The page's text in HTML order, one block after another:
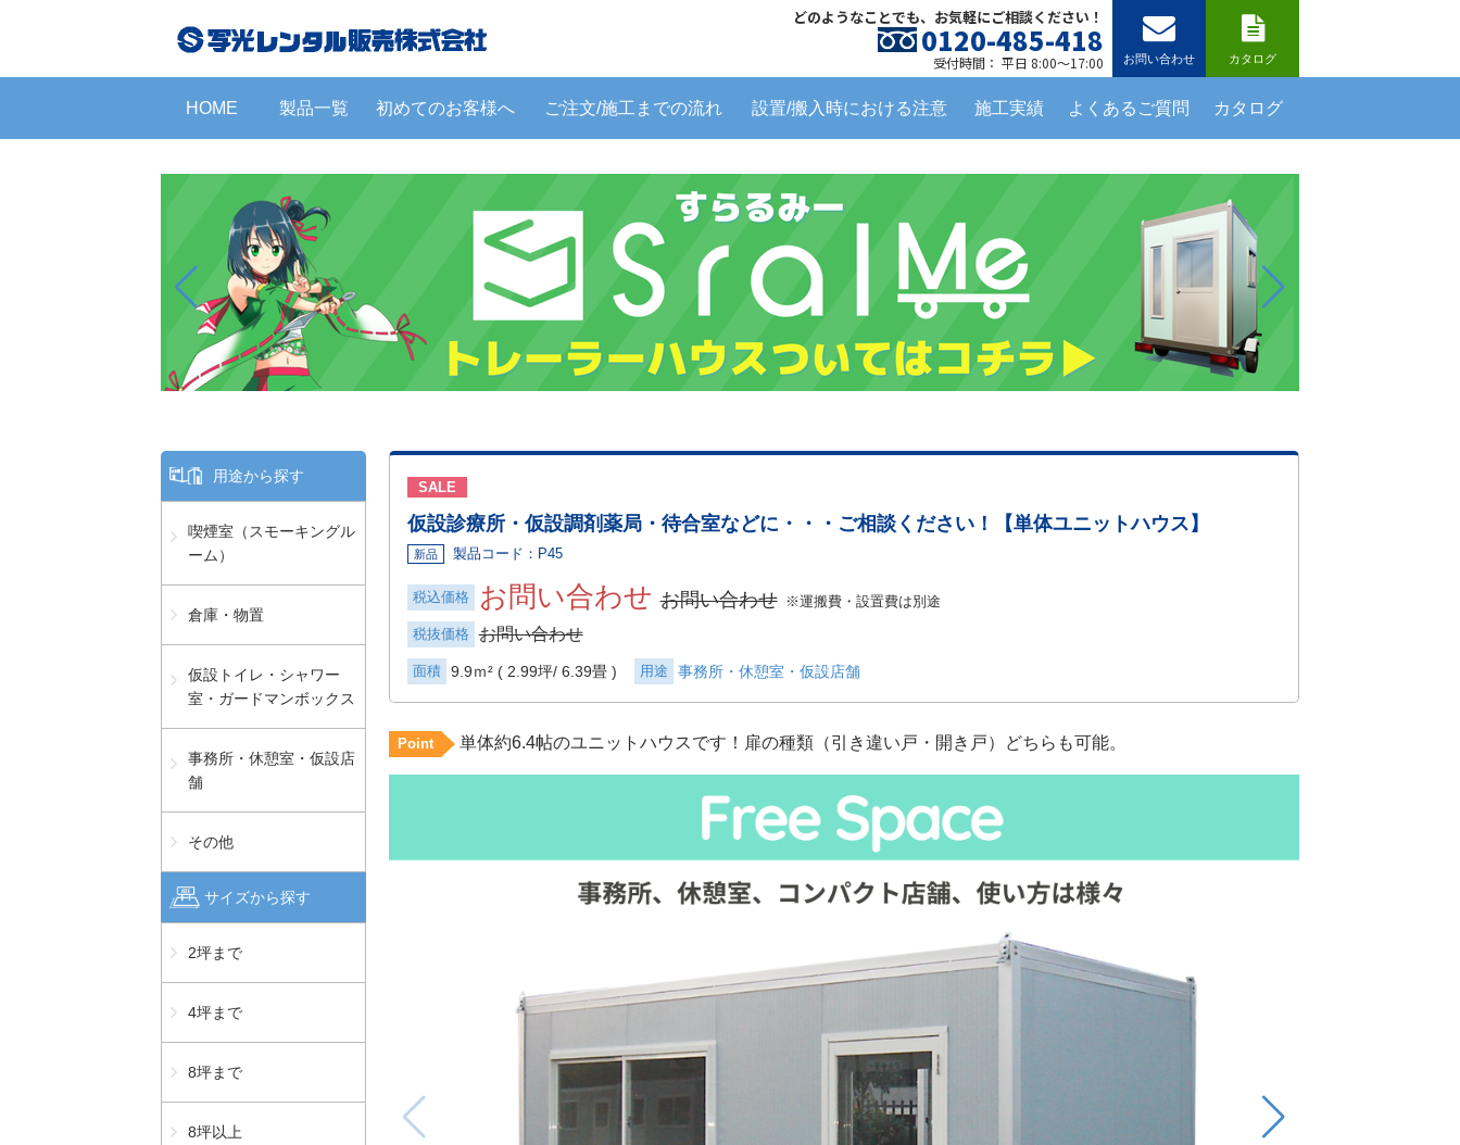
どのようなことでも、お気軽にご相談ください！
0120-485-418
受付時間： 平日 8:00～17:00 お問い合わせ カタログ
HOME 製品一覧 初めてのお客様へ ご注文/施工までの流れ 設置/搬入時における注意 施工実績 よくあるご質問 カタログ
用途から探す
喫煙室（スモーキングル
ーム）
倉庫・物置
仮設トイレ・シャワー
室・ガードマンボックス
事務所・休憩室・仮設店
舗
その他
サイズから探す
2坪まで
4坪まで
8坪まで
8坪以上
SALE
仮設診療所・仮設調剤薬局・待合室などに・・・ご相談ください！【単体ユニットハウス】
新品 製品コード：P45
税込価格 お問い合わせ お問い合わせ
※運搬費・設置費は別途
税抜価格 お問い合わせ
面積 9.9ｍ² ( 2.99坪 6.39畳 ) 用途 事務所・休憩室・仮設店舗
Point 単体約6.4帖のユニットハウスです！扉の種類（引き違い戸・開き戸）どちらも可能。